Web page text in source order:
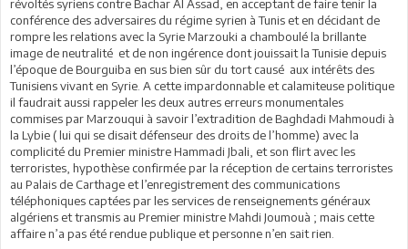
révoltés syriens contre Bachar Al Assad, en acceptant de faire tenir la
conférence des adversaires du régime syrien à Tunis et en décidant de
rompre les relations avec la Syrie Marzouki a chamboulé la brillante
image de neutralité et de non ingérence dont jouissait la Tunisie depuis
l’époque de Bourguiba en sus bien sûr du tort causé aux intérêts des
Tunisiens vivant en Syrie. A cette impardonnable et calamiteuse politique
il faudrait aussi rappeler les deux autres erreurs monumentales
commises par Marzouqui à savoir l’extradition de Baghdadi Mahmoudi à
la Lybie ( lui qui se disait défenseur des droits de l’homme) avec la
complicité du Premier ministre Hammadi Jbali, et son flirt avec les
terroristes, hypothèse confirmée par la réception de certains terroristes
au Palais de Carthage et l’enregistrement des communications
téléphoniques captées par les services de renseignements généraux
algériens et transmis au Premier ministre Mahdi Joumouà ; mais cette
affaire n’a pas été rendue publique et personne n’en sait rien.